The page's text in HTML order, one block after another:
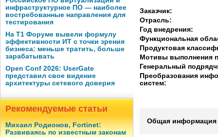
инфраструктурное ПО — наиболее
востребованные направления для
тестирования
На Т1 Форуме вывели формулу
эффективности ИТ с точки зрения
бизнеса: меньше тратить, больше
зарабатывать
Open Conf 2026: UserGate
представил свое видение
архитектуры сетевого доверия
Рекомендуемые статьи
Михаил Родионов, Fortinet:
Развиваясь по известным законам
Заказчик:
Отрасль:
Год внедрения:
Функциональная
Продуктовая
Мотивы выполнения
Генеральный
Преобразования
систем:
Общая информация